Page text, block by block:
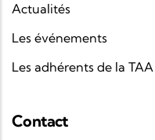
Actualités
Les événements
Les adhérents de la TAA
Contact